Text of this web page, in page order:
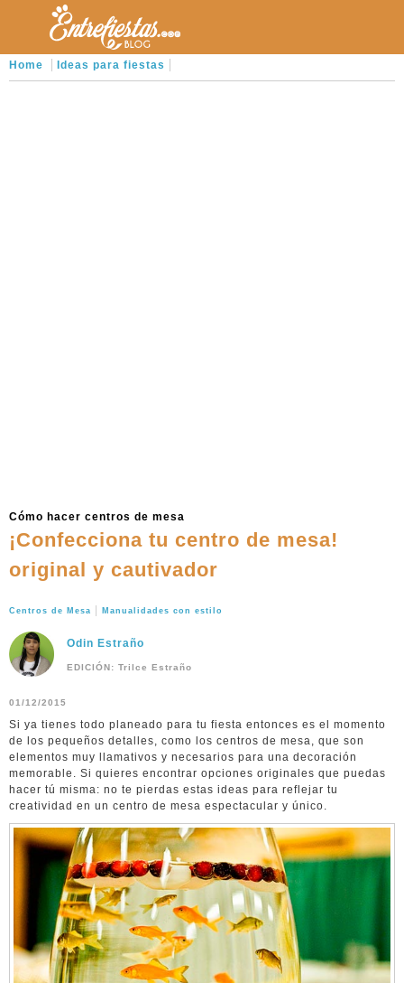
Home Ideas para fiestas
Cómo hacer centros de mesa
¡Confecciona tu centro de mesa!
original y cautivador
Centros de Mesa Manualidades con estilo
Odin Estraño
EDICIÓN: Trilce Estraño
01/12/2015
Si ya tienes todo planeado para tu fiesta entonces es el momento
de los pequeños detalles, como los centros de mesa, que son
elementos muy llamativos y necesarios para una decoración
memorable. Si quieres encontrar opciones originales que puedas
hacer tú misma: no te pierdas estas ideas para reflejar tu
creatividad en un centro de mesa espectacular y único.